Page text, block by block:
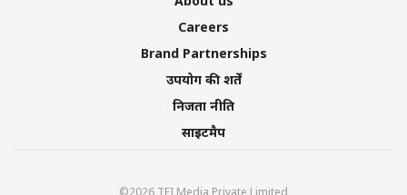
Careers
Brand Partnerships
उपयोग की शर्तें
निजता नीति
साइटमैप